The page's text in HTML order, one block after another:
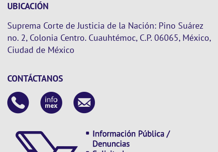
UBICACIÓN
Suprema Corte de Justicia de la Nación: Pino Suárez
no. 2, Colonia Centro. Cuauhtémoc, C.P. 06065, México,
Ciudad de México
CONTÁCTANOS